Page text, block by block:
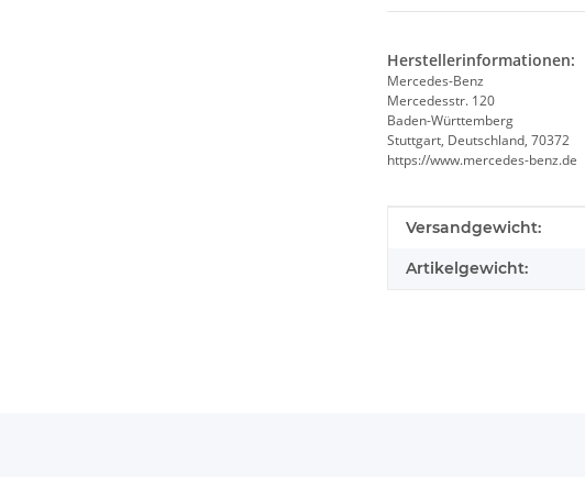
Herstellerinformationen:
Mercedes-Benz
Mercedesstr. 120
Baden-Württemberg
Stuttgart, Deutschland, 70372
https://www.mercedes-benz.de
Produkteigenschaft
Wert
Versandgewicht:
Artikelgewicht: